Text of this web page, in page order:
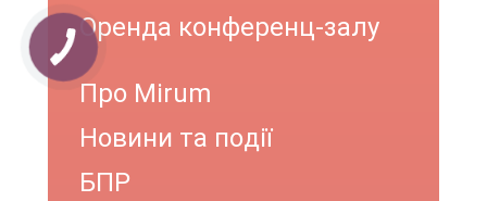
Оренда конференц-залу
Про Mirum
Новини та події
БПР